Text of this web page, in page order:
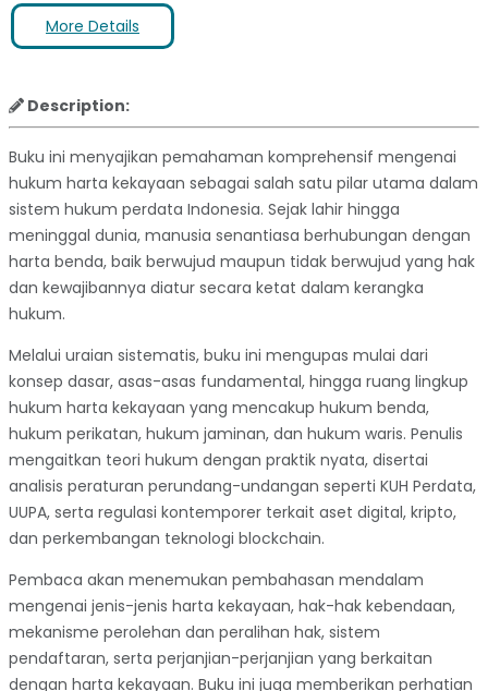
More Details
Description:
Buku ini menyajikan pemahaman komprehensif mengenai
hukum harta kekayaan sebagai salah satu pilar utama dalam
sistem hukum perdata Indonesia. Sejak lahir hingga
meninggal dunia, manusia senantiasa berhubungan dengan
harta benda, baik berwujud maupun tidak berwujud yang hak
dan kewajibannya diatur secara ketat dalam kerangka
hukum.
Melalui uraian sistematis, buku ini mengupas mulai dari
konsep dasar, asas-asas fundamental, hingga ruang lingkup
hukum harta kekayaan yang mencakup hukum benda,
hukum perikatan, hukum jaminan, dan hukum waris. Penulis
mengaitkan teori hukum dengan praktik nyata, disertai
analisis peraturan perundang-undangan seperti KUH Perdata,
UUPA, serta regulasi kontemporer terkait aset digital, kripto,
dan perkembangan teknologi blockchain.
Pembaca akan menemukan pembahasan mendalam
mengenai jenis-jenis harta kekayaan, hak-hak kebendaan,
mekanisme perolehan dan peralihan hak, sistem
pendaftaran, serta perjanjian-perjanjian yang berkaitan
dengan harta kekayaan. Buku ini juga memberikan perhatian